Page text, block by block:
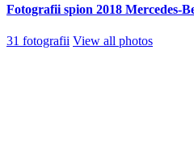
Fotografii spion 2018 Mercedes-
31 fotografii View all photos